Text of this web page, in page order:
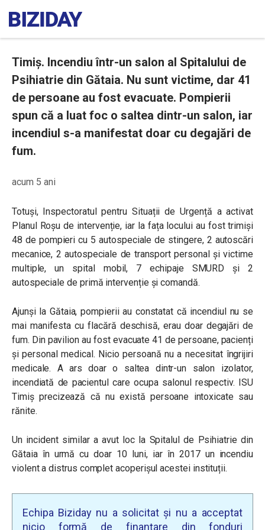
Timiș. Incendiu într-un salon al Spitalului de
Psihiatrie din Gătaia. Nu sunt victime, dar 41
de persoane au fost evacuate. Pompierii
spun că a luat foc o saltea dintr-un salon, iar
incendiul s-a manifestat doar cu degajări de
fum.
acum 5 ani
Totuși, Inspectoratul pentru Situații de Urgență a activat
Planul Roșu de intervenție, iar la fața locului au fost trimiși
48 de pompieri cu 5 autospeciale de stingere, 2 autoscări
mecanice, 2 autospeciale de transport personal și victime
multiple, un spital mobil, 7 echipaje SMURD și 2
autospeciale de primă intervenție și comandă.
Ajunși la Gătaia, pompierii au constatat că incendiul nu se
mai manifesta cu flacără deschisă, erau doar degajări de
fum. Din pavilion au fost evacuate 41 de persoane, pacienți
și personal medical. Nicio persoană nu a necesitat îngrijiri
medicale. A ars doar o saltea dintr-un salon izolator,
incendiată de pacientul care ocupa salonul respectiv. ISU
Timiș precizează că nu există persoane intoxicate sau
rănite.
Un incident similar a avut loc la Spitalul de Psihiatrie din
Gătaia în urmă cu doar 10 luni, iar în 2017 un incendiu
violent a distrus complet acoperișul acestei instituții.
Echipa Biziday nu a solicitat și nu a acceptat
nicio formă de finanțare din fonduri